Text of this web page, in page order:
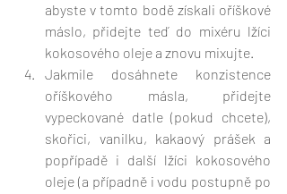
abyste v tomto bodě získali oříškové
máslo, přidejte teď do mixéru lžíci
kokosového oleje a znovu mixujte.
Jakmile dosáhnete konzistence
oříškového másla, přidejte
vypeckované datle (pokud chcete),
skořici, vanilku, kakaový prášek a
popřípadě i další lžíci kokosového
oleje (a případně i vodu postupně po